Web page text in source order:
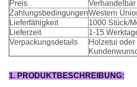
Preis
Verhandelbar
ZahlungsbedingungenWestern
Lieferfähigkeit
1000 Stück/
Lieferzeit
1-15
Verpackungsdetails
Holzetui oder
1. PRODUKTBESCHREIBUNG: